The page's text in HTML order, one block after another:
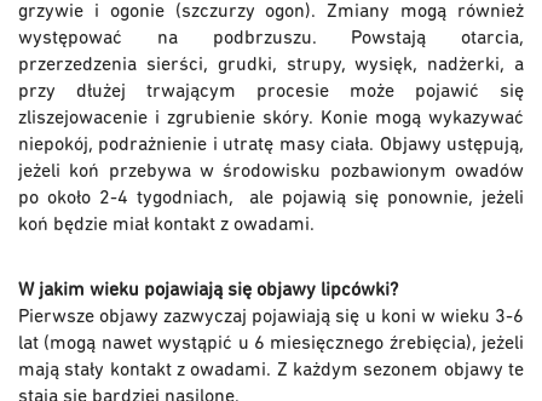
grzywie i ogonie (szczurzy ogon). Zmiany mogą również
występować na podbrzuszu. Powstają otarcia,
przerzedzenia sierści, grudki, strupy, wysięk, nadżerki, a
przy dłużej trwającym procesie może pojawić się
zliszejowacenie i zgrubienie skóry. Konie mogą wykazywać
niepokój, podrażnienie i utratę masy ciała. Objawy ustępują,
jeżeli koń przebywa w środowisku pozbawionym owadów
po około 2-4 tygodniach, ale pojawią się ponownie, jeżeli
koń będzie miał kontakt z owadami.
W jakim wieku pojawiają się objawy lipcówki?
Pierwsze objawy zazwyczaj pojawiają się u koni w wieku 3-6
lat (mogą nawet wystąpić u 6 miesięcznego źrebięcia), jeżeli
mają stały kontakt z owadami. Z każdym sezonem objawy te
stają się bardziej nasilone.